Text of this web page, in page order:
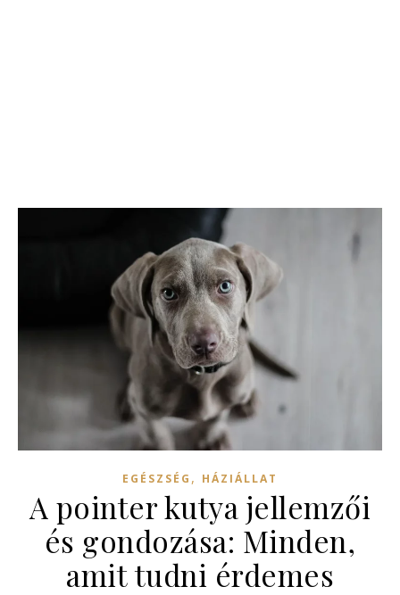
EGÉSZSÉG , HÁZIÁLLAT
A pointer kutya jellemzői
és gondozása: Minden,
amit tudni érdemes